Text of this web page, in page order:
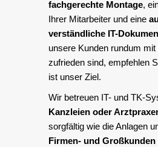
fachgerechte Montage,
Ihrer Mitarbeiter und eine
verständliche IT-
unsere Kunden rundum
zufrieden sind, empfehlen
ist unser Ziel.
Wir betreuen IT- und TK-
Kanzleien oder
sorgfältig wie die Anlagen
Firmen- und Großkunden